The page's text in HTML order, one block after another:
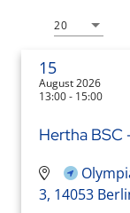
20
15
August 2026
13:00 - 15:00
Hertha BSC
3, 14053